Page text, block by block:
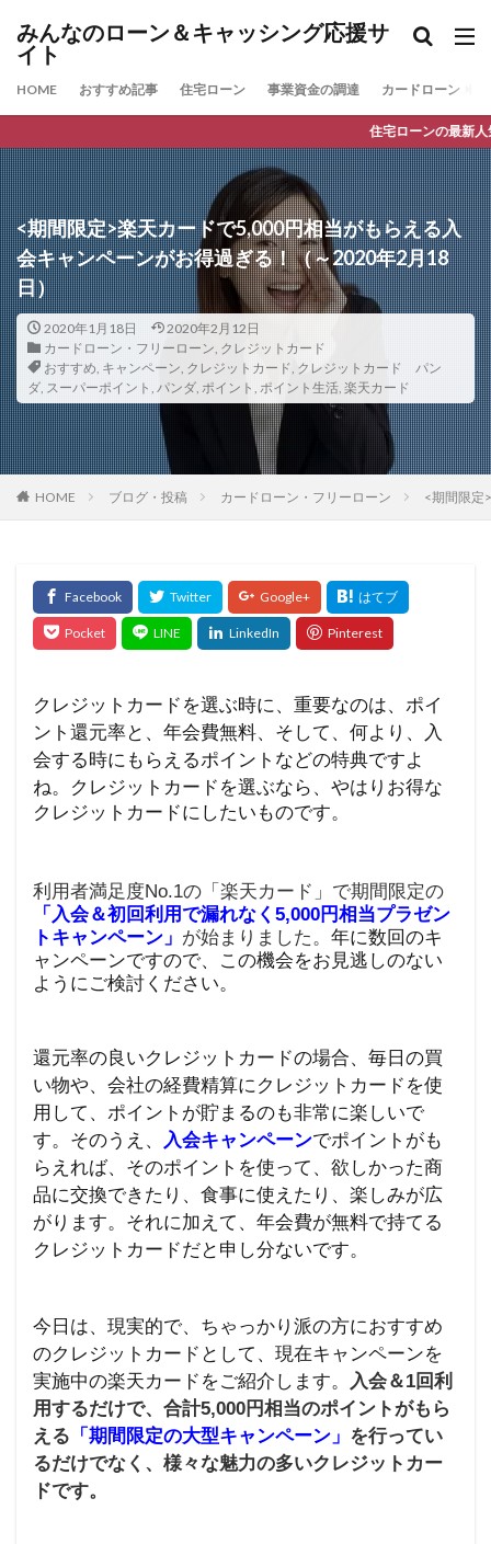
みんなのローン＆キャッシング応援サ
イト
HOME おすすめ記事 住宅ローン 事業資金の調達 カードローン
住宅ローンの最新人気ランキング
<期間限定>楽天カードで5,000円相当がもらえる入
会キャンペーンがお得過ぎる！（～2020年2月18
日）
2020年1月18日
2020年2月12日
カードローン・フリーローン, クレジットカード
おすすめ, キャンペーン, クレジットカード, クレジットカード パン
ダ, スーパーポイント , パンダ, ポイント , ポイント生活, 楽天カード
HOME ブログ・投稿 カードローン・フリーローン <期間限定
クレジットカードを選ぶ時に、重要なのは、ポイ
ント還元率と、年会費無料、そして、何より、入
会する時にもらえるポイントなどの特典ですよ
ね。
クレジットカードを選ぶなら、やはりお得な
クレジットカードにしたいものです。
利用者満足度No.1の「楽天カード」で期間限定の
「入会＆初回利用で漏れなく5,000円相当プラゼン
トキャンペーン」 が始まりました。 年に数回のキ
ャンペーンですので、この機会をお見逃しのない
ようにご検討ください。
還元率の良いクレジットカードの場合、毎日の買
い物や、会社の経費精算にクレジットカードを使
用して、ポイントが貯まるのも非常に楽しいで
す。 そのうえ、 入会キャンペーンでポイントがも
らえれば、そのポイントを使って、欲しかった商
品に交換できたり、食事に使えたり、楽しみが広
がります。 それに加えて、年会費が無料で持てる
クレジットカードだと申し分ないです。
今日は、現実的で、ちゃっかり派の方におすすめ
のクレジットカードとして、現在キャンペーンを
実施中の楽天カードをご紹介します。
入会＆1回利
用するだけで、合計5,000円相当のポイントがもら
える 「期間限定の大型キャンペーン」 を行ってい
るだけでなく、様々な魅力の多いクレジットカー
ドです。